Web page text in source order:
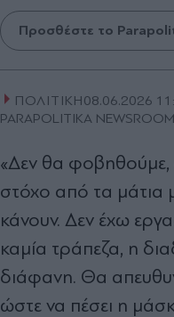
Προσθέστε το
ΠΟΛΙΤΙΚΗ08.06.2026
PARAPOLITIKA NEWSROOM
«Δεν θα φοβηθούμε,
στόχο από τα μάτια
κάνουν. Δεν έχω
καμία τράπεζα, η
διάφανη. Θα
ώστε να πέσει η